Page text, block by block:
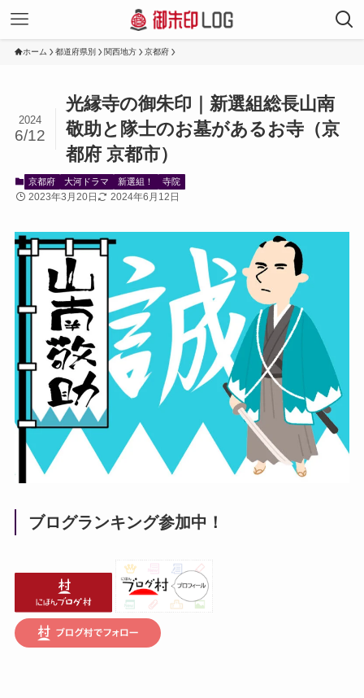
ホーム 都道府県別 関西地方 京都府
光縁寺の御朱印｜新選組総長山南
敬助と隊士のお墓があるお寺（京
都府 京都市）
2024
6/12
京都府 大河ドラマ 新選組！ 寺院
2023年3月20日 2024年6月12日
ブログランキング参加中！